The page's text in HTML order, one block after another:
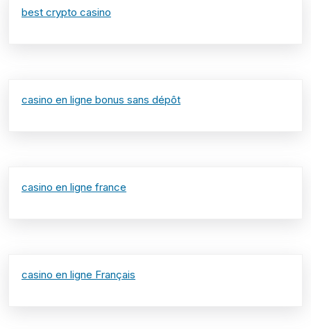
best crypto casino
casino en ligne bonus sans dépôt
casino en ligne france
casino en ligne Français